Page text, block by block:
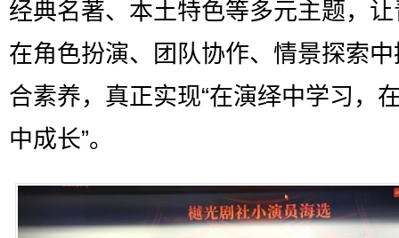
经典名著、本土特色等多元主题，
在角色扮演、团队协作、情景探索
合素养，真正实现“在演绎中学习，
中成长”。